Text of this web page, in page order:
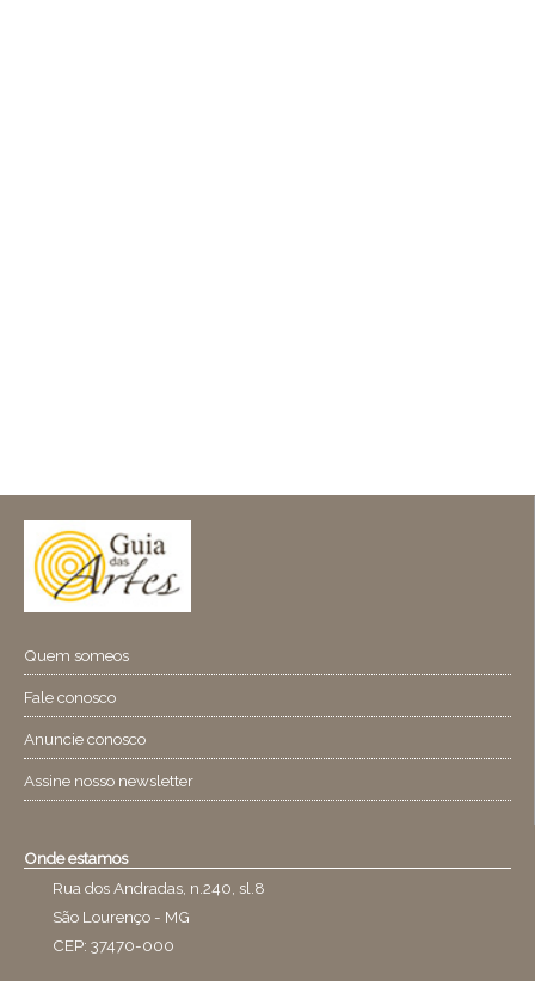
Quem someos
Fale conosco
Anuncie conosco
Assine nosso newsletter
Onde estamos
Rua dos Andradas, n.240, sl.8
São Lourenço - MG
CEP: 37470-000